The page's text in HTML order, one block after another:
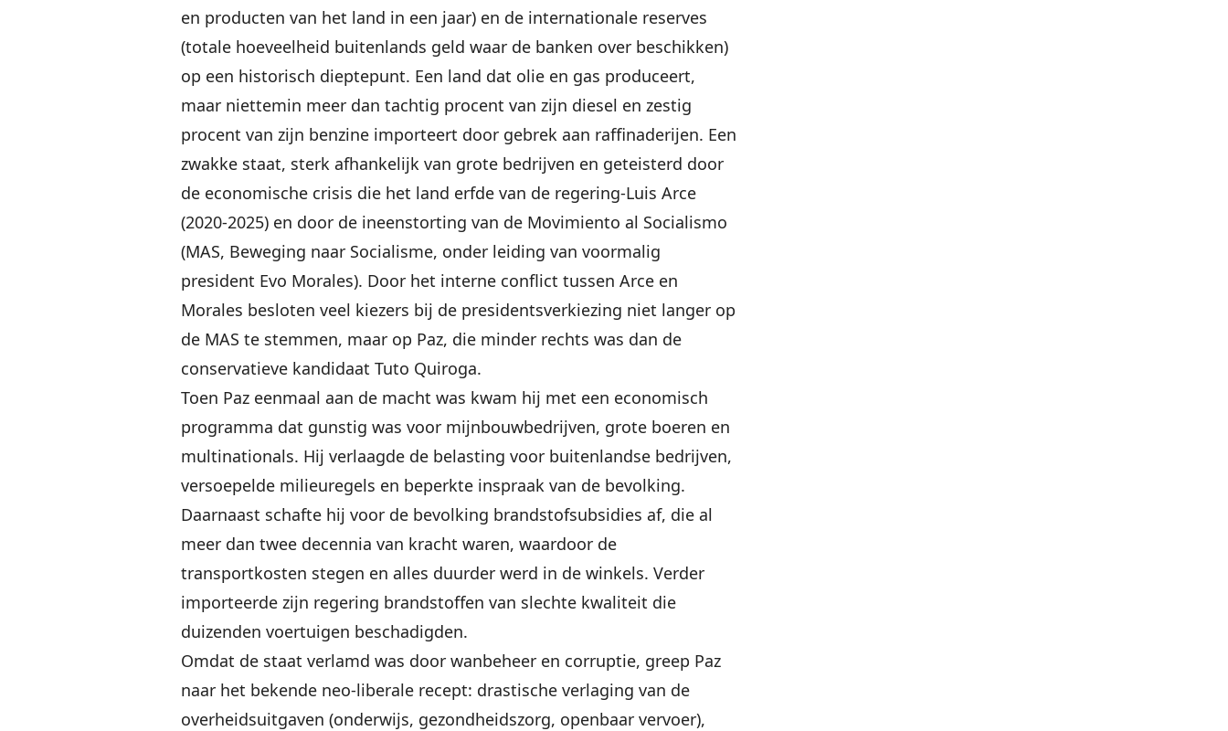
en producten van het land in een jaar) en de internationale reserves
(totale hoeveelheid buitenlands geld waar de banken over beschikken)
op een historisch dieptepunt. Een land dat olie en gas produceert,
maar niettemin meer dan tachtig procent van zijn diesel en zestig
procent van zijn benzine importeert door gebrek aan raffinaderijen. Een
zwakke staat, sterk afhankelijk van grote bedrijven en geteisterd door
de economische crisis die het land erfde van de regering-Luis Arce
(2020-2025) en door de ineenstorting van de Movimiento al Socialismo
(MAS, Beweging naar Socialisme, onder leiding van voormalig
president Evo Morales). Door het interne conflict tussen Arce en
Morales besloten veel kiezers bij de presidentsverkiezing niet langer op
de MAS te stemmen, maar op Paz, die minder rechts was dan de
conservatieve kandidaat Tuto Quiroga.
Toen Paz eenmaal aan de macht was kwam hij met een economisch
programma dat gunstig was voor mijnbouwbedrijven, grote boeren en
multinationals. Hij verlaagde de belasting voor buitenlandse bedrijven,
versoepelde milieuregels en beperkte inspraak van de bevolking.
Daarnaast schafte hij voor de bevolking brandstofsubsidies af, die al
meer dan twee decennia van kracht waren, waardoor de
transportkosten stegen en alles duurder werd in de winkels. Verder
importeerde zijn regering brandstoffen van slechte kwaliteit die
duizenden voertuigen beschadigden.
Omdat de staat verlamd was door wanbeheer en corruptie, greep Paz
naar het bekende neo-liberale recept: drastische verlaging van de
overheidsuitgaven (onderwijs, gezondheidszorg, openbaar vervoer),